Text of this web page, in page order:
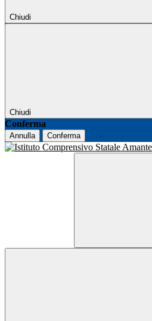
Chiudi
Chiudi
Conferma
Annulla Conferma